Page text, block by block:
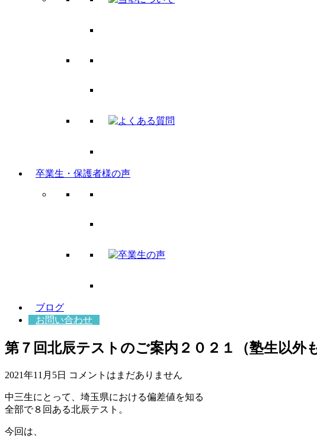
卒業生・保護者様の声
ブログ
お問い合わせ
第７回北辰テストのご案内２０２１（塾生以外
2021年11月5日 コメントはまだありません
中三生にとって、埼玉県における偏差値を知る
全部で８回ある北辰テスト。
今回は、